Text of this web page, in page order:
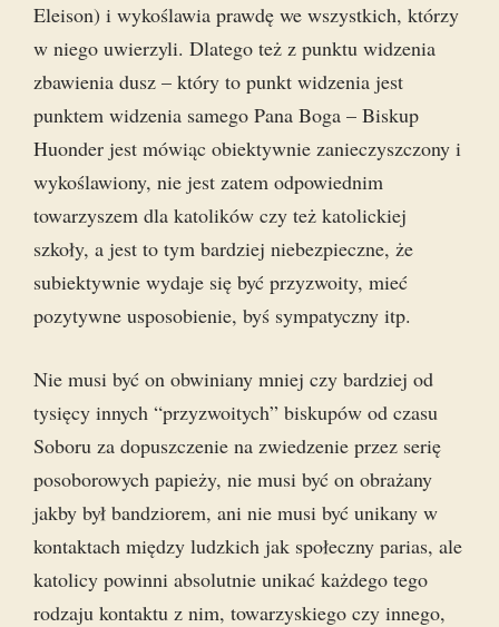
Eleison) i wykoślawia prawdę we wszystkich, którzy
w niego uwierzyli. Dlatego też z punktu widzenia
zbawienia dusz – który to punkt widzenia jest
punktem widzenia samego Pana Boga – Biskup
Huonder jest mówiąc obiektywnie zanieczyszczony i
wykoślawiony, nie jest zatem odpowiednim
towarzyszem dla katolików czy też katolickiej
szkoły, a jest to tym bardziej niebezpieczne, że
subiektywnie wydaje się być przyzwoity, mieć
pozytywne usposobienie, byś sympatyczny itp.
Nie musi być on obwiniany mniej czy bardziej od
tysięcy innych “przyzwoitych” biskupów od czasu
Soboru za dopuszczenie na zwiedzenie przez serię
posoborowych papieży, nie musi być on obrażany
jakby był bandziorem, ani nie musi być unikany w
kontaktach między ludzkich jak społeczny parias, ale
katolicy powinni absolutnie unikać każdego tego
rodzaju kontaktu z nim, towarzyskiego czy innego,